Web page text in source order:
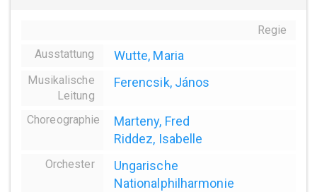
Regie
Ausstattung
Wutte, Maria
Musikalische
Leitung
Ferencsik, János
Choreographie
Marteny, Fred
Riddez, Isabelle
Orchester
Ungarische
Nationalphilharmonie